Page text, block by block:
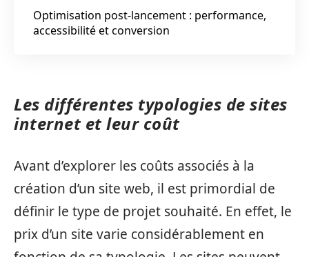
Optimisation post‑lancement : performance,
accessibilité et conversion
Les différentes typologies de sites
internet et leur coût
Avant d’explorer les coûts associés à la
création d’un site web, il est primordial de
définir le type de projet souhaité. En effet, le
prix d’un site varie considérablement en